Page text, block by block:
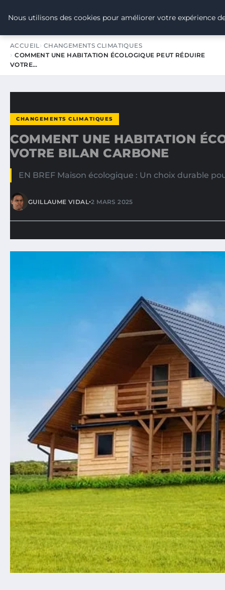
TOUR DE FRANCE POUR LE
ACCUEIL CHANGEMENTS CLIMATIQUES
COMMENT UNE HABITATION ÉCOLOGIQUE PEUT RÉDUIRE
VOTRE…
CHANGEMENTS CLIMATIQUES
COMMENT UNE HABITATION
VOTRE BILAN CARBONE
EN BREF Maison écologique : Un choix durable
GUILLAUME VIDAL•2 MARS 2025
Nous utilisons des cookies pour améliorer votre expérience